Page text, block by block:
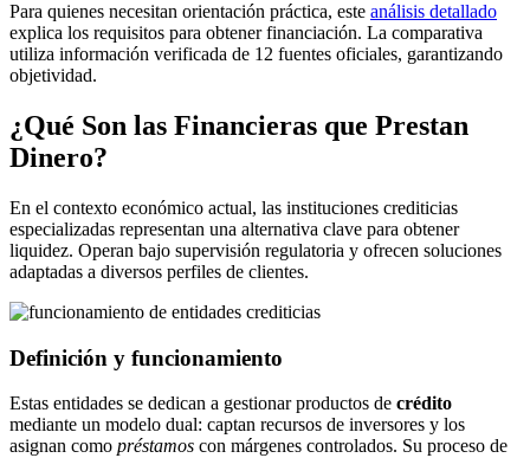
Para quienes necesitan orientación práctica, este análisis detallado
explica los requisitos para obtener financiación. La comparativa
utiliza información verificada de 12 fuentes oficiales, garantizando
objetividad.
¿Qué Son las Financieras que Prestan
Dinero?
En el contexto económico actual, las instituciones crediticias
especializadas representan una alternativa clave para obtener
liquidez. Operan bajo supervisión regulatoria y ofrecen soluciones
adaptadas a diversos perfiles de clientes.
Definición y funcionamiento
Estas entidades se dedican a gestionar productos de crédito
mediante un modelo dual: captan recursos de inversores y los
asignan como préstamos con márgenes controlados. Su proceso de